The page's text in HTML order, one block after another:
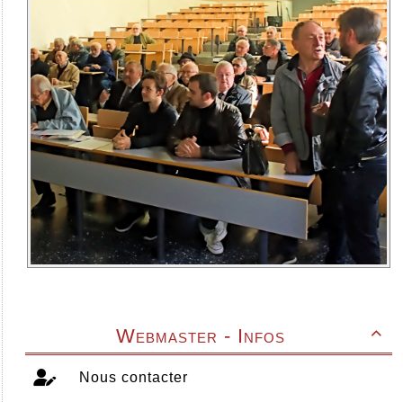

Webmaster - Infos
Nous contacter